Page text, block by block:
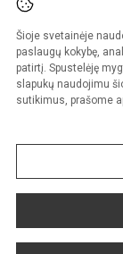
Šioje svetainėje
paslaugų kokybę,
patirtį. Spustelėję
slapukų naudojimu
sutikimus, prašome
© 2023.
Kopijuoti turinį
Prieinamumo
Sumanus